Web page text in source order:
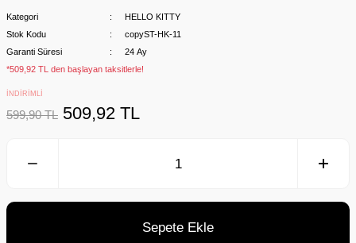
Kategori
HELLO KITTY
Stok Kodu
copyST-HK-11
Garanti Süresi
24 Ay
*509,92 TL den başlayan taksitlerle!
İNDİRİMLİ
599,90 TL 509,92 TL
Sepete Ekle